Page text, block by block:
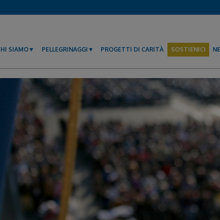
SIAMO PELLEGRINAGGI PROGETTI DI CARITÀ SOSTIENICI